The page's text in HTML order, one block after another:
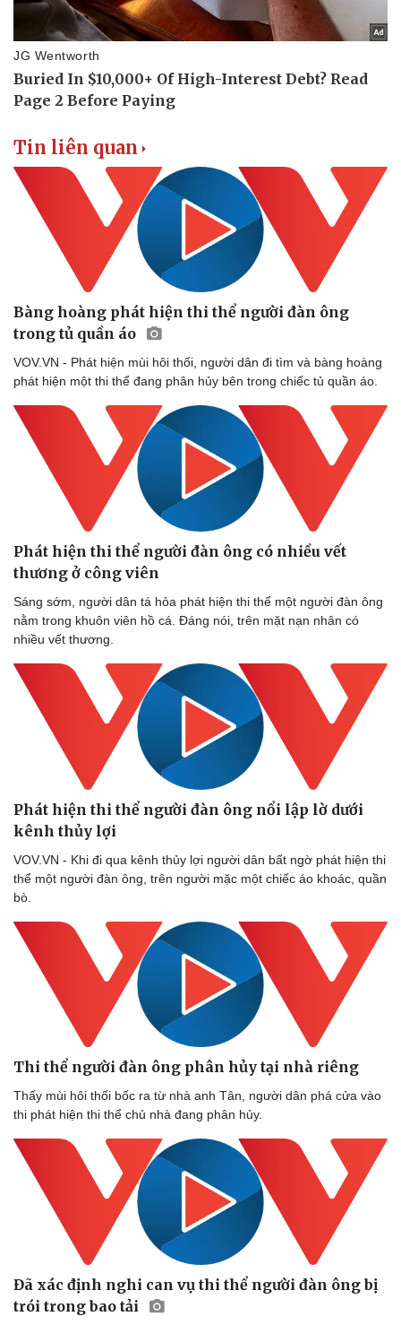
Doanh nghiệp
Thông tin doanh nghiệp
Doanh nghiệp 24h
Doanh nhân
Vì cộng đồng
Công nghệ
Sành điệu
Tin Công nghệ
Trải nghiệm
Chuyển đổi số
Sức khỏe
Dinh dưỡng - món ngon
Cây thuốc
Sản phụ khoa
Nhi khoa
Nam khoa
Làm đẹp - giảm cân
Đời sống
Nhà đẹp
Tình yêu - Gia đình
Tin liên quan
Bàng hoàng phát hiện thi thể người đàn ông
trong tủ quần áo
VOV.VN - Phát hiện mùi hôi thối, người dân đi tìm và bàng hoàng
phát hiện một thi thể đang phân hủy bên trong chiếc tủ quần áo.
Phát hiện thi thể người đàn ông có nhiều vết
thương ở công viên
Sáng sớm, người dân tá hỏa phát hiện thi thể một người đàn ông
nằm trong khuôn viên hồ cá. Đáng nói, trên mặt nạn nhân có
nhiều vết thương.
Phát hiện thi thể người đàn ông nổi lập lờ dưới
kênh thủy lợi
VOV.VN - Khi đi qua kênh thủy lợi người dân bất ngờ phát hiện thi
thể một người đàn ông, trên người mặc một chiếc áo khoác, quần
bò.
Thi thể người đàn ông phân hủy tại nhà riêng
Thấy mùi hôi thối bốc ra từ nhà anh Tân, người dân phá cửa vào
thi phát hiện thi thể chủ nhà đang phân hủy.
Đã xác định nghi can vụ thi thể người đàn ông bị
trói trong bao tải